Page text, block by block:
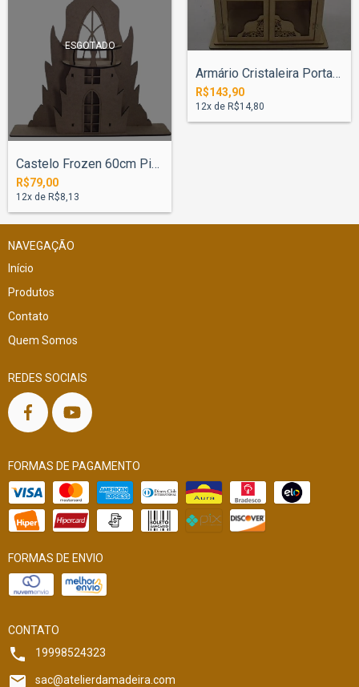
ESGOTADO
Castelo Frozen 60cm Pintado
R$79,00
12x de R$8,13
Armário Cristaleira Porta Princesa - Pin...
R$143,90
12x de R$14,80
NAVEGAÇÃO
Início
Produtos
Contato
Quem Somos
REDES SOCIAIS
FORMAS DE PAGAMENTO
FORMAS DE ENVIO
CONTATO
19998524323
sac@atelierdamadeira.com